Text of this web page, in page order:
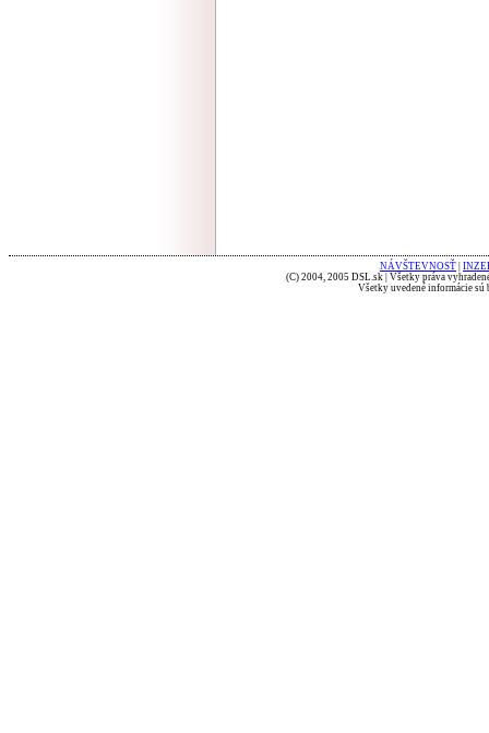
NÁVŠTEVNOSŤ
(C) 2004, 2005 DSL.sk | Všetky práva
Všetky uvedené informácie sú